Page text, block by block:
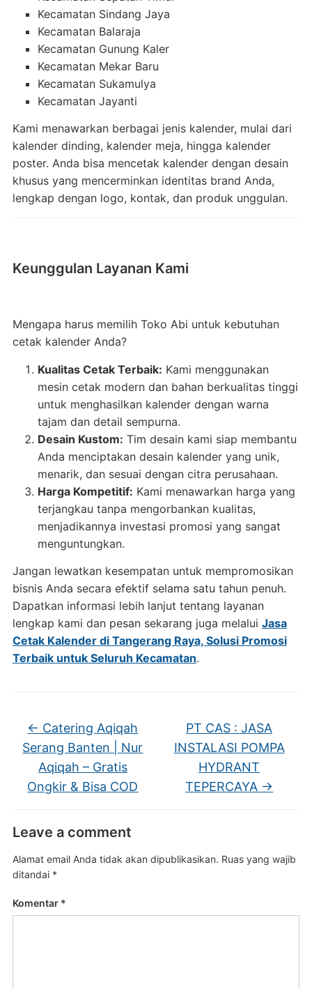
Kecamatan Sindang Jaya
Kecamatan Balaraja
Kecamatan Gunung Kaler
Kecamatan Mekar Baru
Kecamatan Sukamulya
Kecamatan Jayanti
Kami menawarkan berbagai jenis kalender, mulai dari
kalender dinding, kalender meja, hingga kalender
poster. Anda bisa mencetak kalender dengan desain
khusus yang mencerminkan identitas brand Anda,
lengkap dengan logo, kontak, dan produk unggulan.
Keunggulan Layanan Kami
Mengapa harus memilih Toko Abi untuk kebutuhan
cetak kalender Anda?
Kualitas Cetak Terbaik: Kami menggunakan
mesin cetak modern dan bahan berkualitas tinggi
untuk menghasilkan kalender dengan warna
tajam dan detail sempurna.
Desain Kustom: Tim desain kami siap membantu
Anda menciptakan desain kalender yang unik,
menarik, dan sesuai dengan citra perusahaan.
Harga Kompetitif: Kami menawarkan harga yang
terjangkau tanpa mengorbankan kualitas,
menjadikannya investasi promosi yang sangat
menguntungkan.
Jangan lewatkan kesempatan untuk mempromosikan
bisnis Anda secara efektif selama satu tahun penuh.
Dapatkan informasi lebih lanjut tentang layanan
lengkap kami dan pesan sekarang juga melalui Jasa
Cetak Kalender di Tangerang Raya, Solusi Promosi
Terbaik untuk Seluruh Kecamatan.
← Catering Aqiqah
Serang Banten | Nur
Aqiqah – Gratis
Ongkir & Bisa COD
PT CAS : JASA
INSTALASI POMPA
HYDRANT
TEPERCAYA →
Leave a comment
Alamat email Anda tidak akan dipublikasikan. Ruas yang wajib
ditandai *
Komentar *